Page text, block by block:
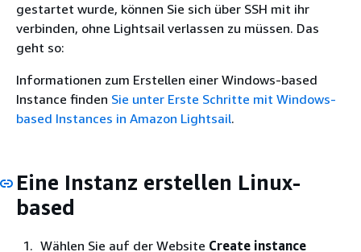
gestartet wurde, können Sie sich über SSH mit ihr
verbinden, ohne Lightsail verlassen zu müssen. Das
geht so:
Informationen zum Erstellen einer Windows-based
Instance finden Sie unter Erste Schritte mit Windows-
based Instances in Amazon Lightsail.
Eine Instanz erstellen Linux-
based
Wählen Sie auf der Website Create instance